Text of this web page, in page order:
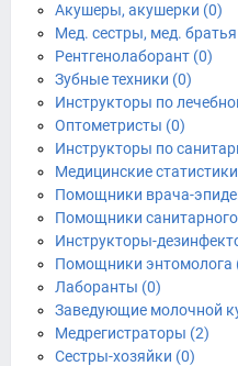
Акушеры, акушерки (0)
Мед. сестры, мед.
Рентгенолаборант (0)
Зубные техники (0)
Инструкторы по
Оптометристы (0)
Инструкторы по
Медицинские
Помощники врача-
Помощники
Инструкторы-
Помощники энтомолога
Лаборанты (0)
Заведующие молочной
Медрегистраторы (2)
Сестры-хозяйки (0)